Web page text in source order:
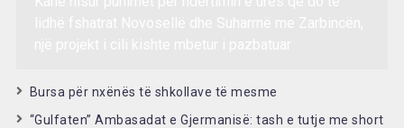
Bursa për nxënës të shkollave të mesme
“Gulfaten” Ambasadat e Gjermanisë: tash e tutje me short